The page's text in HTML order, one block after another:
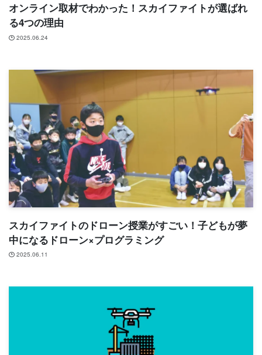
オンライン取材でわかった！スカイファイトが選ばれ
る4つの理由
2025.06.24
スカイファイトのドローン授業がすごい！子どもが夢
中になるドローン×プログラミング
2025.06.11